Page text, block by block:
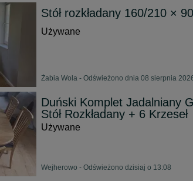
Stół rozkładany 160/210 ×
Używane
Żabia Wola - Odświeżono dnia 08 sierpnia
Duński Komplet Jadalniany
Stół Rozkładany + 6 Krzeseł
Używane
Wejherowo - Odświeżono dzisiaj o 13:08